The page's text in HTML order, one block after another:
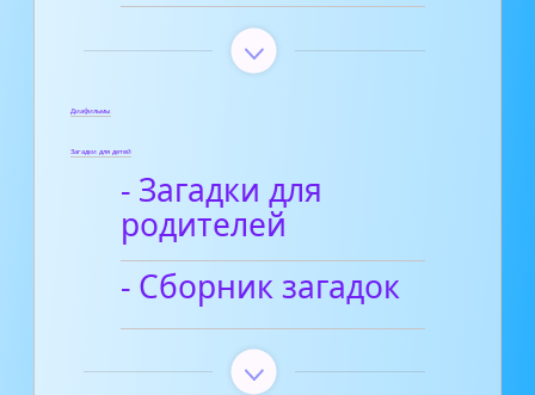
Диафильмы
Загадки для детей
- Загадки для
родителей
- Сборник загадок